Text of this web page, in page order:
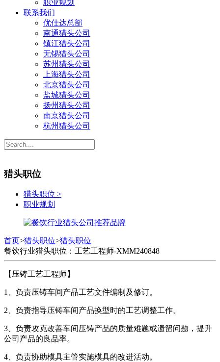
职业规划
联系我们
优仕达总部
南通猎头公司
镇江猎头公司
无锡猎头公司
苏州猎头公司
上海猎头公司
北京猎头公司
盐城猎头公司
扬州猎头公司
南京猎头公司
杭州猎头公司
猎头职位
猎头职位 >
职业规划
首页>猎头职位>猎头职位
餐饮行业猎头职位：工艺工程师-XMM240848
【压铸工艺工程师】
1、负责压铸车间产品工艺文件编制及修订。
2、负责指导压铸车间产品换型时的工艺调整工作。
3、负责攻克改善车间压铸产品的质量难题或遗留问题，提升
公司产品的良品率。
4、负责协助模具主管实施模具的改进活动。